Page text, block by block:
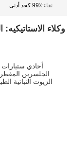
نقاء:99٪ كحد أدنى
الزيوت النباتية